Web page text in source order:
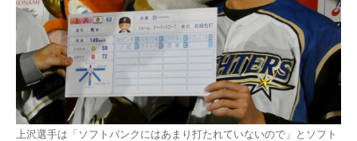
上沢選手は「ソフトバンクにはあまり打たれていないので」とソフト